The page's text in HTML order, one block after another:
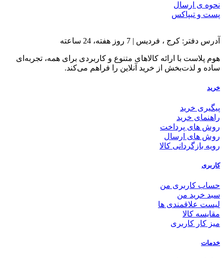
نحوه ی ارسال
پست و تیپاکس
آدرس دفتر: کرج ، فردیس | 7 روز هفته، 24 ساعته
هوم پلاست با ارائه کالاهای متنوع و کاربردی برای همه، تجربه‌ای
ساده و لذت‌بخش از خرید آنلاین را فراهم می‌کند.
خرید
پیگیری خرید
راهنمای خرید
روش های پرداخت
روش های ارسال
رویه بازگردانی کالا
کاربری
حساب کاربری من
سبد خرید من
لیست علاقمندی ها
مقایسه کالا
میز کار کاربری
خدمات